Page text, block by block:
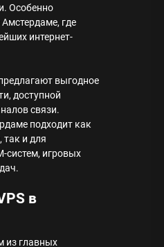
Особенно
где
интернет-
выгодное
доступной
связи.
подходит как
так и для
систем, игровых
в
из главных